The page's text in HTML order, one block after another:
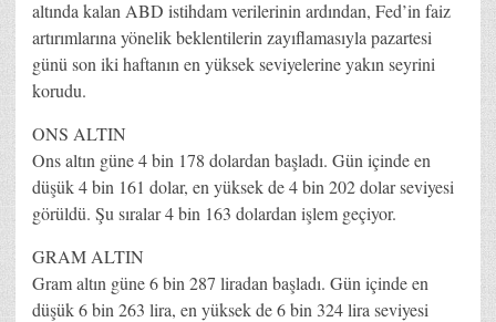
altında kalan ABD istihdam verilerinin ardından, Fed’in faiz
artırımlarına yönelik beklentilerin zayıflamasıyla pazartesi
günü son iki haftanın en yüksek seviyelerine yakın seyrini
korudu.
ONS ALTIN
Ons altın güne 4 bin 178 dolardan başladı. Gün içinde en
düşük 4 bin 161 dolar, en yüksek de 4 bin 202 dolar seviyesi
görüldü. Şu sıralar 4 bin 163 dolardan işlem geçiyor.
GRAM ALTIN
Gram altın güne 6 bin 287 liradan başladı. Gün içinde en
düşük 6 bin 263 lira, en yüksek de 6 bin 324 lira seviyesi